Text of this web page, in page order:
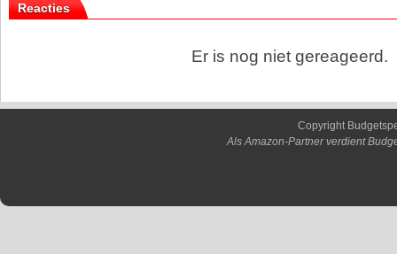
Reacties
Er is nog niet gereageerd.
Copyright
Als Amazon-Partner verdient